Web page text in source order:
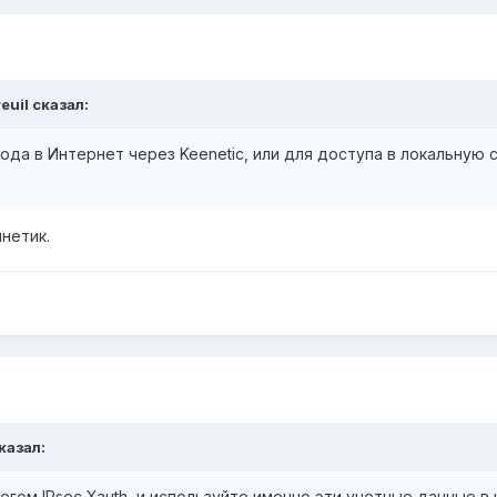
сказал:
в Интернет через Keenetic, или для доступа в локальную